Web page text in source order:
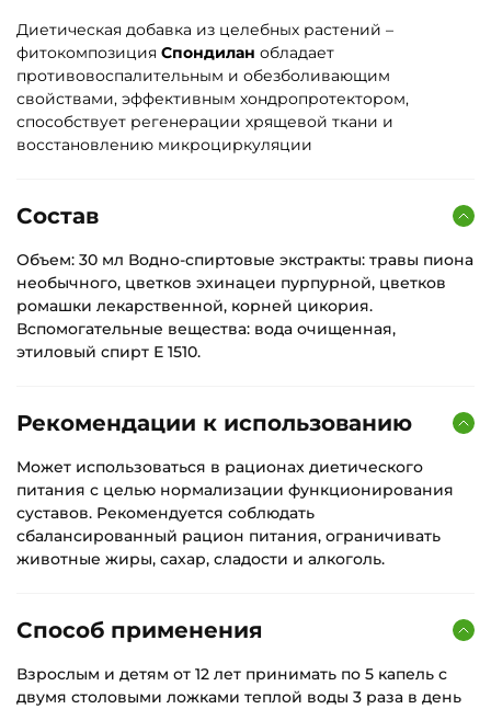
Диетическая добавка из целебных растений –
фитокомпозиция Спондилан обладает
противовоспалительным и обезболивающим
свойствами, эффективным хондропротектором,
способствует регенерации хрящевой ткани и
восстановлению микроциркуляции
Состав
Объем: 30 мл Водно-спиртовые экстракты: травы пиона
необычного, цветков эхинацеи пурпурной, цветков
ромашки лекарственной, корней цикория.
Вспомогательные вещества: вода очищенная,
этиловый спирт Е 1510.
Рекомендации к использованию
Может использоваться в рационах диетического
питания с целью нормализации функционирования
суставов. Рекомендуется соблюдать
сбалансированный рацион питания, ограничивать
животные жиры, сахар, сладости и алкоголь.
Способ применения
Взрослым и детям от 12 лет принимать по 5 капель с
двумя столовыми ложками теплой воды 3 раза в день